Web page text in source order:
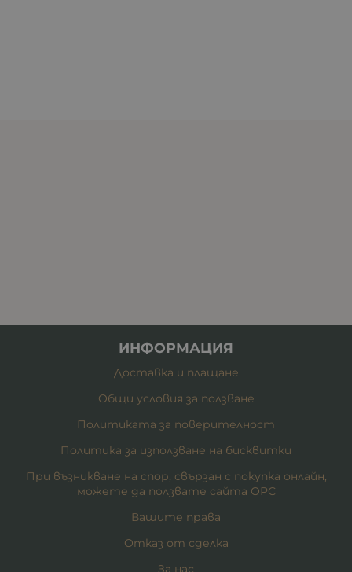
ИНФОРМАЦИЯ
Доставка и плащане
Общи условия за ползване
Политиката за поверителност
Политика за използване на бисквитки
При възникване на спор, свързан с покупка онлайн,
можете да ползвате сайта ОРС
Вашите права
Отказ от сделка
За нас